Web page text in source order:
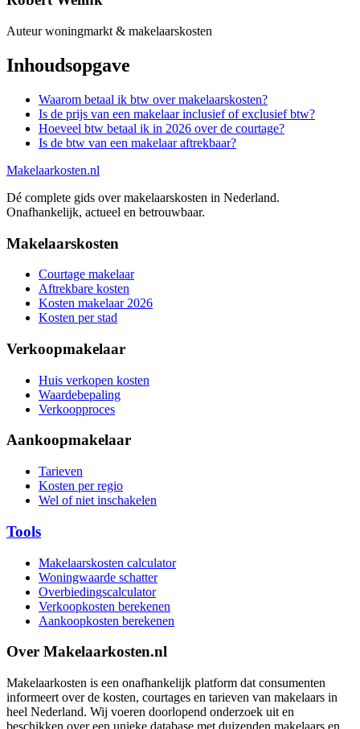
Auteur woningmarkt & makelaarskosten
Inhoudsopgave
Waarom betaal ik btw over makelaarskosten?
Is de prijs van een makelaar inclusief of exclusief btw?
Hoeveel btw betaal ik in 2026 over de courtage?
Is de btw van een makelaar aftrekbaar?
Makelaarkosten.nl
Dé complete gids over makelaarskosten in Nederland.
Onafhankelijk, actueel en betrouwbaar.
Makelaarskosten
Courtage makelaar
Aftrekbare kosten
Kosten makelaar 2026
Kosten per stad
Verkoopmakelaar
Huis verkopen kosten
Waardebepaling
Verkoopproces
Aankoopmakelaar
Tarieven
Kosten per regio
Wel of niet inschakelen
Tools
Makelaarskosten calculator
Woningwaarde schatter
Overbiedingscalculator
Verkoopkosten berekenen
Aankoopkosten berekenen
Over Makelaarkosten.nl
Makelaarkosten is een onafhankelijk platform dat consumenten
informeert over de kosten, courtages en tarieven van makelaars in
heel Nederland. Wij voeren doorlopend onderzoek uit en
beschikken over een unieke database met duizenden makelaars en